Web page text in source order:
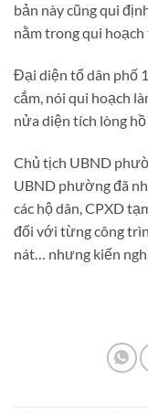
bản này cũng qui
nằm trong qui
Đại diện tổ dân phố
cắm, nói qui hoạch
nửa diện tích lòng
Chủ tịch UBND
UBND phường đã
các hộ dân, CPXD
đối với từng công
nát… nhưng kiến